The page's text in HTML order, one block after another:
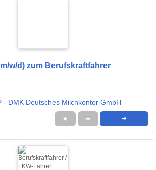
w/d) zum Berufskraftfahrer
- DMK Deutsches Milchkontor GmbH
★ ➦ ➜